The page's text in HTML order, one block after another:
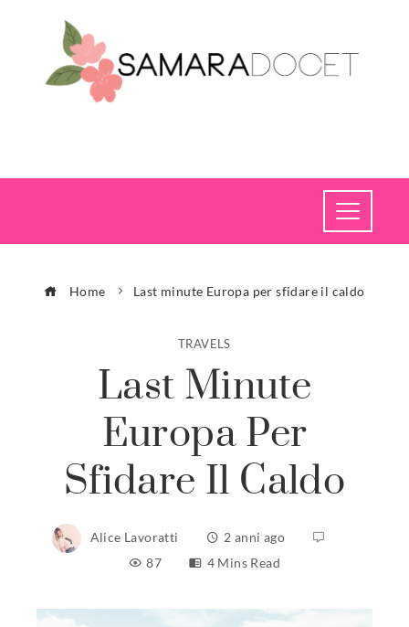
Home Last minute Europa per sfidare il caldo
TRAVELS
Last Minute
Europa Per
Sfidare Il Caldo
Alice Lavoratti
2 anni ago
87
4 Mins Read